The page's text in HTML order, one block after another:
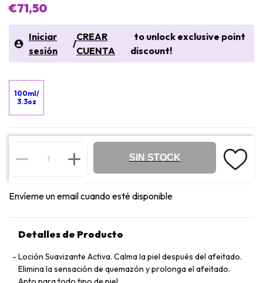
€71,50
Iniciar
sesión
/
CREAR
CUENTA
to unlock exclusive point
discount!
100ml/
3.3oz
SIN STOCK
Envíeme un email cuando esté disponible
Detalles de Producto
Loción Suavizante Activa. Calma la piel después del afeitado.
Elimina la sensación de quemazón y prolonga el afeitado.